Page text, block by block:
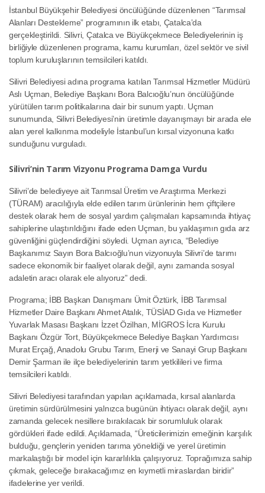
İstanbul Büyükşehir Belediyesi öncülüğünde düzenlenen “Tarımsal
Alanları Destekleme” programının ilk etabı, Çatalca’da
gerçekleştirildi. Silivri, Çatalca ve Büyükçekmece Belediyelerinin iş
birliğiyle düzenlenen programa, kamu kurumları, özel sektör ve sivil
toplum kuruluşlarının temsilcileri katıldı.
Silivri Belediyesi adına programa katılan Tarımsal Hizmetler Müdürü
Aslı Uçman, Belediye Başkanı Bora Balcıoğlu’nun öncülüğünde
yürütülen tarım politikalarına dair bir sunum yaptı. Uçman
sunumunda, Silivri Belediyesi’nin üretimle dayanışmayı bir arada ele
alan yerel kalkınma modeliyle İstanbul’un kırsal vizyonuna katkı
sunduğunu vurguladı.
Silivri’nin Tarım Vizyonu Programa Damga Vurdu
Silivri’de belediyeye ait Tarımsal Üretim ve Araştırma Merkezi
(TÜRAM) aracılığıyla elde edilen tarım ürünlerinin hem çiftçilere
destek olarak hem de sosyal yardım çalışmaları kapsamında ihtiyaç
sahiplerine ulaştırıldığını ifade eden Uçman, bu yaklaşımın gıda arz
güvenliğini güçlendirdiğini söyledi. Uçman ayrıca, “Belediye
Başkanımız Sayın Bora Balcıoğlu’nun vizyonuyla Silivri’de tarımı
sadece ekonomik bir faaliyet olarak değil, aynı zamanda sosyal
adaletin aracı olarak ele alıyoruz” dedi.
Programa; İBB Başkan Danışmanı Ümit Öztürk, İBB Tarımsal
Hizmetler Daire Başkanı Ahmet Atalık, TÜSİAD Gıda ve Hizmetler
Yuvarlak Masası Başkanı İzzet Özilhan, MİGROS İcra Kurulu
Başkanı Özgür Tort, Büyükçekmece Belediye Başkan Yardımcısı
Murat Erçağ, Anadolu Grubu Tarım, Enerji ve Sanayi Grup Başkanı
Demir Şarman ile ilçe belediyelerinin tarım yetkilileri ve firma
temsilcileri katıldı.
Silivri Belediyesi tarafından yapılan açıklamada, kırsal alanlarda
üretimin sürdürülmesini yalnızca bugünün ihtiyacı olarak değil, aynı
zamanda gelecek nesillere bırakılacak bir sorumluluk olarak
gördükleri ifade edildi. Açıklamada, “Üreticilerimizin emeğinin karşılık
bulduğu, gençlerin yeniden tarıma yöneldiği ve yerel üretimin
markalaştığı bir model için kararlılıkla çalışıyoruz. Toprağımıza sahip
çıkmak, geleceğe bırakacağımız en kıymetli miraslardan biridir”
ifadelerine yer verildi.
Haberin Doğru Adresi.